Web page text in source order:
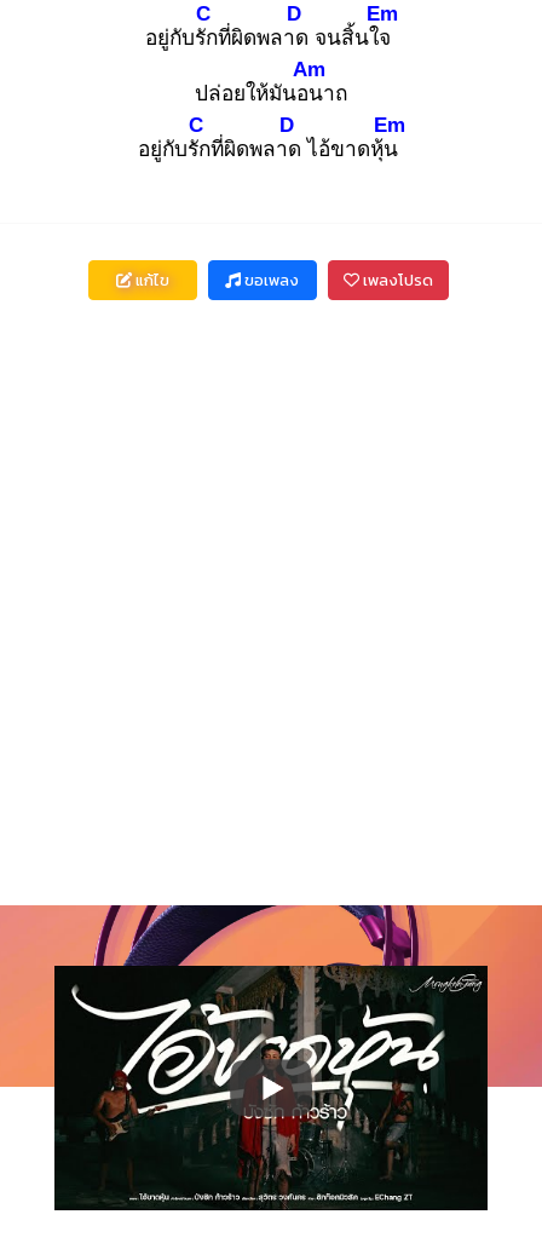
อยู่กับรัก
C
ที่ผิดพลาด
D
จนสิ้นใจ
Em
ปล่อยให้มันอน
Am
าถ
อยู่กับรัก
C
ที่ผิดพลาด
D
ไอ้ขาดหุ้น
Em
แก้ไข ขอเพลง เพลงโปรด